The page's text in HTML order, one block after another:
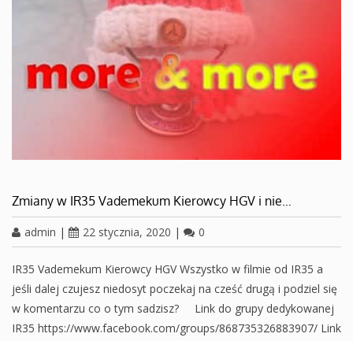
Zmiany w IR35 Vademekum Kierowcy HGV i nie…
admin | 22 stycznia, 2020 | 0
IR35 Vademekum Kierowcy HGV Wszystko w filmie od IR35 a
jeśli dalej czujesz niedosyt poczekaj na cześć drugą i podziel się
w komentarzu co o tym sadzisz? Link do grupy dedykowanej
IR35 https://www.facebook.com/groups/868735326883907/ Link